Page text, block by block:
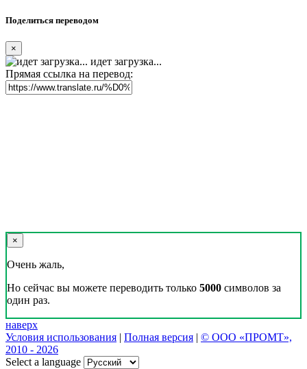
Поделиться переводом
×
идет загрузка...
Прямая ссылка на перевод:
×
Очень жаль,
Но сейчас вы можете переводить только 5000 символов за
один раз.
наверх
Условия использования | Полная версия | © ООО «ПРОМТ»,
2010 - 2026
Select a language